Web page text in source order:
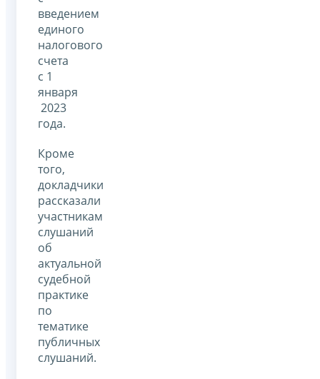
введением
единого
налогового
счета
с 1
января
2023
года.
Кроме
того,
докладчики
рассказали
участникам
слушаний
об
актуальной
судебной
практике
по
тематике
публичных
слушаний.